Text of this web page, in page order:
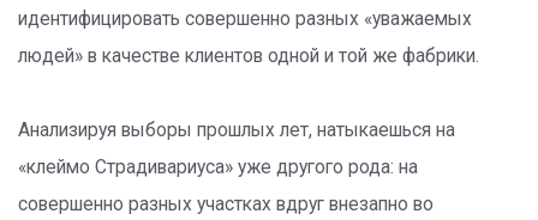
идентифицировать совершенно разных «уважаемых
людей» в качестве клиентов одной и той же фабрики.
Анализируя выборы прошлых лет, натыкаешься на
«клеймо Страдивариуса» уже другого рода: на
совершенно разных участках вдруг внезапно во